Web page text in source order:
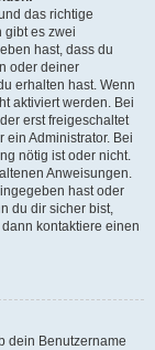
das richtige
gibt es zwei
hast, dass du
oder deiner
erhalten hast. Wenn
aktiviert werden. Bei
erst freigeschaltet
Administrator. Bei
nötig ist oder nicht.
Anweisungen.
hast oder
du dir sicher bist,
kontaktiere einen
dein Benutzername